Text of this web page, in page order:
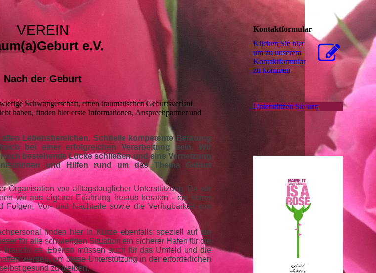
VEREIN
e.V.
Nach der Geburt
Schwangerschaft, einen traumatischen Geburtsverlauf
haben, finden hier erste Informationen, Ansprechpartner und
Lebensbereichen. Schnelle kompetente Beratung
bei einer erfolgreichen Verarbeitung sein. Wir
bestehende Lücke schließen und eine Vernetzung
und Hilfen rund um das Thema Geburt
Organisation von alltagstauglicher Unterstützung. Da wir
wir aus eigener Erfahrung heraus beraten - ein klarer
Folgen, Vor- und Nachteile sowie die Verfügbarkeit von
finden hier in Kürze ebenfalls speziell auf sie
für alle schwierigen Situation ein sicherer Hafen für die
es. Ebenso müssen auch für das Umfeld und die
werden, um diese Unterstützung in der erforderlichen
gesund zu bleiben.
Kontaktformular
Klicken Sie hier
um zu unserem
Kon­takt­for­mu­lar
zu kommen
Unterstützen Sie uns